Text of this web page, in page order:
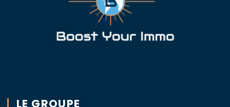
LE GROUPE